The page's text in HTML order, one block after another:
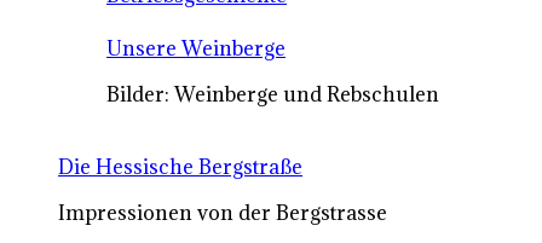
Unsere Weinberge
Bilder: Weinberge und Rebschulen
Die Hessische Bergstraße
Impressionen von der Bergstrasse